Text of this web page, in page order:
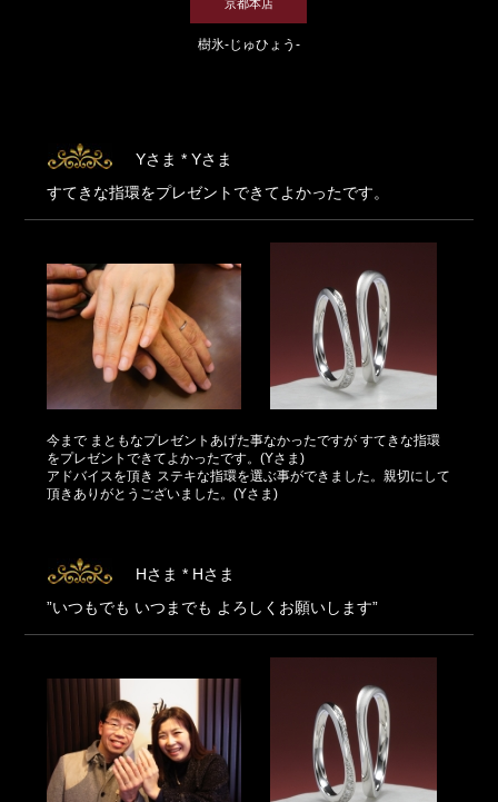
京都本店
樹氷-じゅひょう-
Yさま * Yさま
すてきな指環をプレゼントできてよかったです。
今まで まともなプレゼントあげた事なかったですが すてきな指環
をプレゼントできてよかったです。(Yさま)
アドバイスを頂き ステキな指環を選ぶ事ができました。親切にして
頂きありがとうございました。(Yさま)
Hさま * Hさま
”いつもでも いつまでも よろしくお願いします”